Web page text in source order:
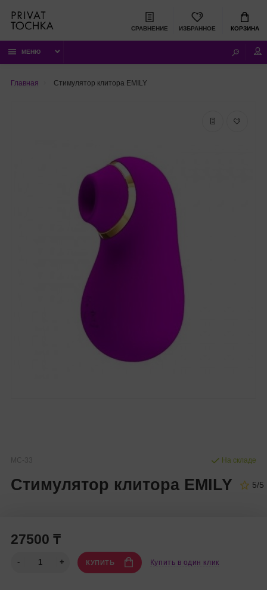
СРАВНЕНИЕ ИЗБРАННОЕ КОРЗИНА
МЕНЮ
Главная Стимулятор клитора EMILY
MC-33
Стимулятор клитора EMILY 5/5
На складе
27500 ₸
КУПИТЬ Купить в один клик